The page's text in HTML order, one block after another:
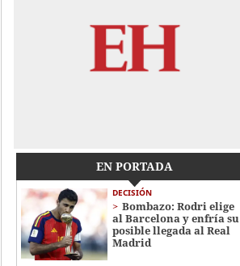
EN PORTADA
DECISIÓN
Bombazo: Rodri elige
al Barcelona y enfría su
posible llegada al Real
Madrid